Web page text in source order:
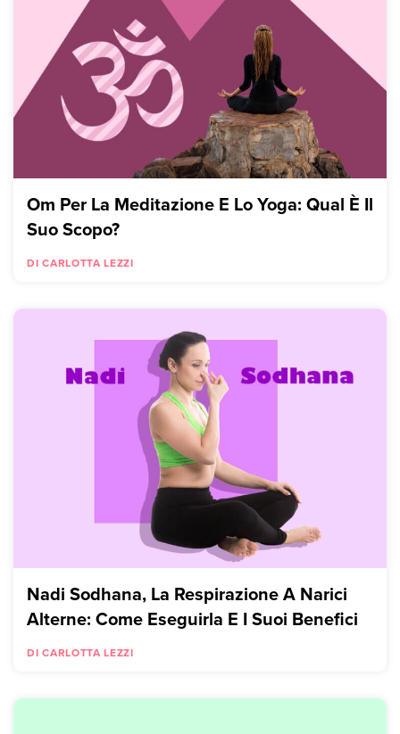
Om Per La Meditazione E Lo Yoga: Qual È Il
Suo Scopo?
DI CARLOTTA LEZZI
Nadi Sodhana, La Respirazione A Narici
Alterne: Come Eseguirla E I Suoi Benefici
DI CARLOTTA LEZZI